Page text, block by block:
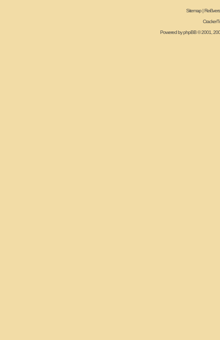
Sitemap|
Powered byphpBB© 2001,